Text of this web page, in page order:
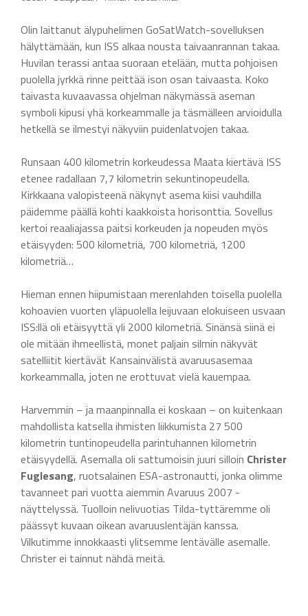
Olin laittanut älypuhelimen GoSatWatch-sovelluksen
hälyttämään, kun ISS alkaa nousta taivaanrannan takaa.
Huvilan terassi antaa suoraan etelään, mutta pohjoisen
puolella jyrkkä rinne peittää ison osan taivaasta. Koko
taivasta kuvaavassa ohjelman näkymässä aseman
symboli kipusi yhä korkeammalle ja täsmälleen arvioidulla
hetkellä se ilmestyi näkyviin puidenlatvojen takaa.
Runsaan 400 kilometrin korkeudessa Maata kiertävä ISS
etenee radallaan 7,7 kilometrin sekuntinopeudella.
Kirkkaana valopisteenä näkynyt asema kiisi vauhdilla
päidemme päällä kohti kaakkoista horisonttia. Sovellus
kertoi reaaliajassa paitsi korkeuden ja nopeuden myös
etäisyyden: 500 kilometriä, 700 kilometriä, 1200
kilometriä…
Hieman ennen hiipumistaan merenlahden toisella puolella
kohoavien vuorten yläpuolella leijuvaan elokuiseen usvaan
ISS:llä oli etäisyyttä yli 2000 kilometriä. Sinänsä siinä ei
ole mitään ihmeellistä, monet paljain silmin näkyvät
satelliitit kiertävät Kansainvälistä avaruusasemaa
korkeammalla, joten ne erottuvat vielä kauempaa.
Harvemmin – ja maanpinnalla ei koskaan – on kuitenkaan
mahdollista katsella ihmisten liikkumista 27 500
kilometrin tuntinopeudella parintuhannen kilometrin
etäisyydellä. Asemalla oli sattumoisin juuri silloin Christer
Fuglesang, ruotsalainen ESA-astronautti, jonka olimme
tavanneet pari vuotta aiemmin Avaruus 2007 -
näyttelyssä. Tuolloin nelivuotias Tilda-tyttäremme oli
päässyt kuvaan oikean avaruuslentäjän kanssa.
Vilkutimme innokkaasti ylitsemme lentävälle asemalle.
Christer ei tainnut nähdä meitä.